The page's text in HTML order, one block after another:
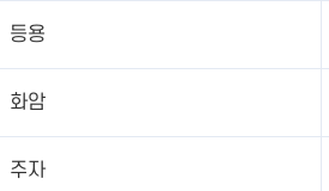
등용
화암
주자